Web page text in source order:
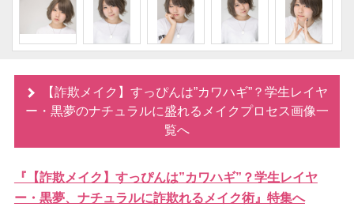
【詐欺メイク】すっぴんは”カワハギ”？学生レイヤ
ー・黒夢のナチュラルに盛れるメイクプロセス画像一
覧へ
『【詐欺メイク】すっぴんは”カワハギ”？学生レイヤ
ー・黒夢、ナチュラルに詐欺れるメイク術』特集へ